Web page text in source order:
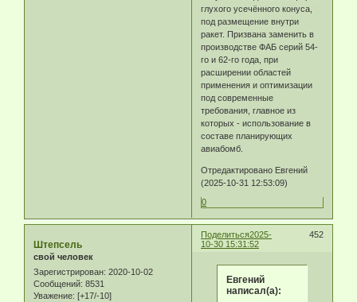
глухого усечённого конуса,
под размещение внутри
ракет. Призвана заменить в
производстве ФАБ серий 54-
го и 62-го года, при
расширении областей
применения и оптимизации
под современные
требования, главное из
которых - использование в
составе планирующих
авиабомб.
Отредактировано Eвгeний
(2025-10-31 12:53:09)
0
Поделиться 452
2025-
10-30 15:31:52
Штепсель
свой человек
Зарегистрирован: 2020-10-02
Сообщений: 8531
Уважение: [+17/-10]
Eвгeний
написал(а):